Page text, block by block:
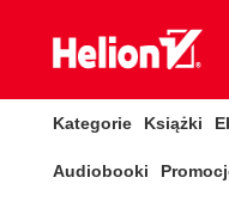
Kategorie Książki
Audiobooki